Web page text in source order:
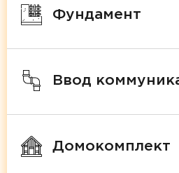
Фундамент
Ввод
Домокомплект